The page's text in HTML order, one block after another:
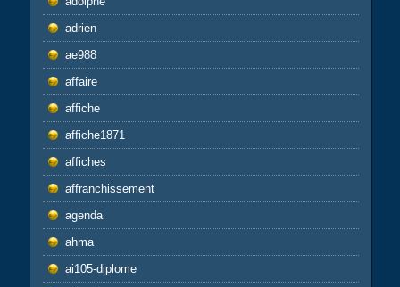
adrien
ae988
affaire
affiche
affiche1871
affiches
affranchissement
agenda
ahma
ai105-diplome